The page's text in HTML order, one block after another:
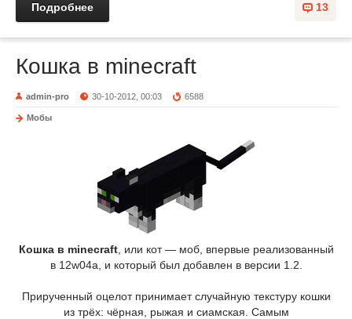
13
Подробнее
Кошка в minecraft
admin-pro 30-10-2012, 00:03 6588
Мобы
Кошка в minecraft, или кот — моб, впервые реализованный
в 12w04a, и который был добавлен в версии 1.2.
Прирученный оцелот принимает случайную текстуру кошки
из трёх: чёрная, рыжая и сиамская. Самым